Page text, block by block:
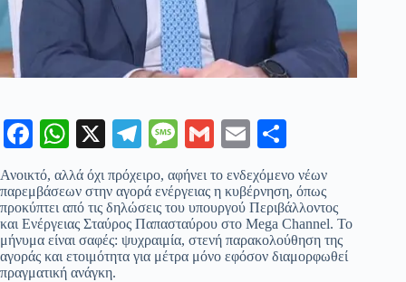
Fa
ce
bo
ok
W
ha
ts
A
pp
X
Te
gr
a
m
M
es
sa
ge
G
ail
E
m
ail
οι
ρ
α
στ
Ανοικτό, αλλά όχι πρόχειρο, αφήνει το ενδεχόμενο νέων
παρεμβάσεων στην αγορά ενέργειας η κυβέρνηση, όπως
προκύπτει από τις δηλώσεις του υπουργού Περιβάλλοντος
και Ενέργειας Σταύρος Παπασταύρου στο Mega Channel. Το
μήνυμα είναι σαφές: ψυχραιμία, στενή παρακολούθηση της
αγοράς και ετοιμότητα για μέτρα μόνο εφόσον διαμορφωθεί
πραγματική ανάγκη.